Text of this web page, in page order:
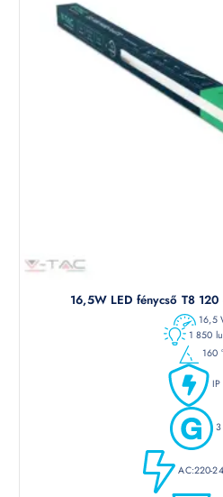
16,5W LED fénycső T8
16,5
1 850
160 °
3
AC:220-